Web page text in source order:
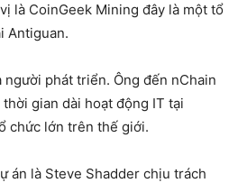
là CoinGeek Mining đây là một tổ
Antiguan.
phát triển. Ông đến nChain
gian dài hoạt động IT tại
chức lớn trên thế giới.
án là Steve Shadder chịu trách